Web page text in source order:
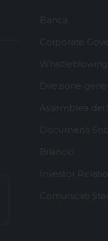
Banca
Corporate
Whistleblowing
Direzione
Assemblea dei
Documenti
Bilancio
Investor
Comunicati